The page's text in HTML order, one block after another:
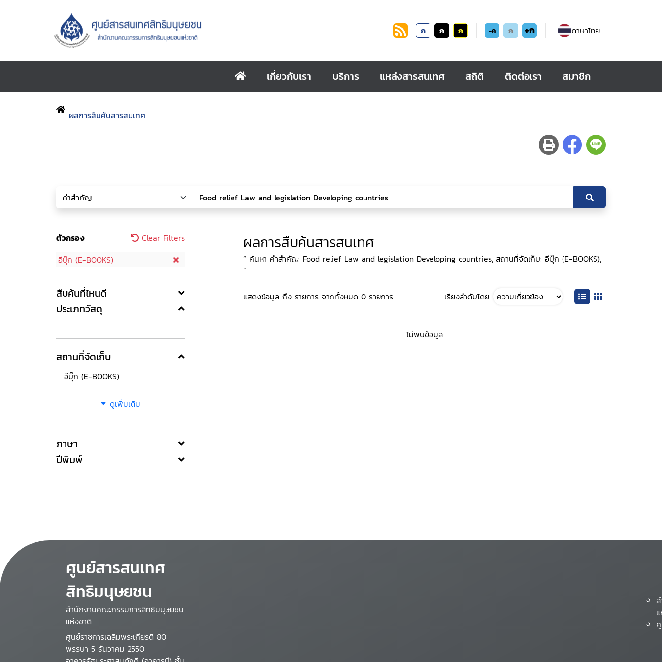
ก ก ก -ก ก +ก ภาษาไทย
เกี่ยวกับเรา บริการ แหล่งสารสนเทศ สถิติ ติดต่อเรา สมาชิก
ผลการสืบค้นสารสนเทศ
ตัวกรอง
Clear Filters
อีบุ๊ก (E-BOOKS)
สืบค้นที่ไหนดี
ประเภทวัสดุ
สถานที่จัดเก็บ
อีบุ๊ก (E-BOOKS)
ดูเพิ่มเติม
ภาษา
ปีพิมพ์
ผลการสืบค้นสารสนเทศ
“ ค้นหา คำสำคัญ: Food relief Law and legislation Developing countries, สถานที่จัดเก็บ: อีบุ๊ก (E-BOOKS),
”
แสดงข้อมูล ถึง รายการ จากทั้งหมด 0 รายการ เรียงลำดับโดย
ไม่พบข้อมูล
ศูนย์สารสนเทศ
สิทธิมนุษยชน
สำนักงานคณะกรรมการสิทธิมนุษยชน
แห่งชาติ
ศูนย์ราชการเฉลิมพระเกียรติ 80
พรรษา 5 ธันวาคม 2550